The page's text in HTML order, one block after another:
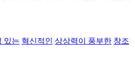
있는 혁신적인 상상력이 풍부한 창조